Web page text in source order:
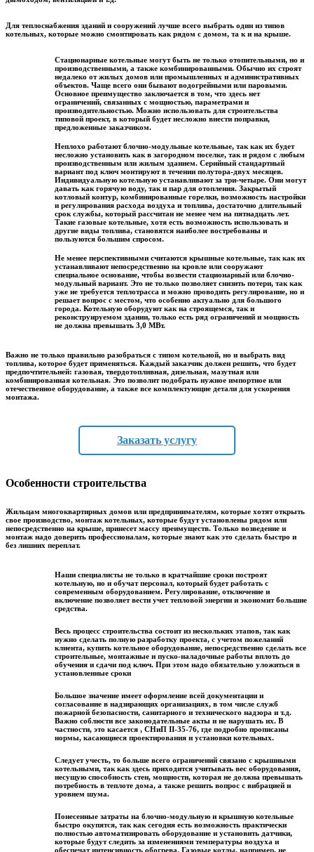
Для теплоснабжения зданий и сооружений лучше всего выбрать один из типов
котельных, которые можно смонтировать как рядом с домом, та к и на крыше.
Стационарные котельные могут быть не только отопительными, но и
производственными, а также комбинированными. Обычно их строят
недалеко от жилых домов или промышленных и административных
объектов. Чаще всего они бывают водогрейными или паровыми.
Основное преимущество заключается в том, что здесь нет
ограничений, связанных с мощностью, параметрами и
производительностью. Можно использовать для строительства
типовой проект, в который будет несложно внести поправки,
предложенные заказчиком.
Неплохо работают блочно-модульные котельные, так как их будет
несложно установить как в загородном поселке, так и рядом с любым
производственным или жилым зданием. Серийный стандартный
вариант под ключ монтируют в течении полутора-двух месяцев.
Индивидуальную котельную устанавливают за три-четыре. Они могут
давать как горячую воду, так и пар для отопления. Закрытый
котловый контур, комбинированные горелки, возможность настройки
и регулирования расхода воздуха и топлива, достаточно длительный
срок службы, который рассчитан не менее чем на пятнадцать лет.
Такие газовые котельные, хотя есть возможность использовать и
другие виды топлива, становятся наиболее востребованы и
пользуются большим спросом.
Не менее перспективными считаются крышные котельные, так как их
устанавливают непосредственно на кровле или сооружают
специальное основание, чтобы возвести стационарный или блочно-
модульный вариант. Это не только позволяет снизить потери, так как
уже не требуется теплотрасса и можно проводить регулирование, но и
решает вопрос с местом, что особенно актуально для большого
города. Котельную оборудуют как на строящемся, так и
реконструируемом здании, только есть ряд ограничений и мощность
не должна превышать 3,0 МВт.
Важно не только правильно разобраться с типом котельной, но и выбрать вид
топлива, которое будет применяться. Каждый заказчик должен решить, что будет
предпочтительней: газовая, твердотопливная, дизельная, мазутная или
комбинированная котельная. Это позволит подобрать нужное импортное или
отечественное оборудование, а также все комплектующие детали для ускорения
монтажа.
Заказать услугу
Особенности строительства
Жильцам многоквартирных домов или предпринимателям, которые хотят открыть
свое производство, монтаж котельных, которые будут установлены рядом или
непосредственно на крыше, принесет массу преимуществ. Только возведение и
монтаж надо доверить профессионалам, которые знают как это сделать быстро и
без лишних переплат.
Наши специалисты не только в кратчайшие сроки построят
котельную, но и обучат персонал, который будет работать с
современным оборудованием. Регулирование, отключение и
включение позволяет вести учет тепловой энергии и экономит большие
средства.
Весь процесс строительства состоит из нескольких этапов, так как
нужно сделать полную разработку проекта, с учетом пожеланий
клиента, купить котельное оборудование, непосредственно сделать все
строительные, монтажные и пуско-наладочные работы вплоть до
обучения и сдачи под ключ. При этом надо обязательно уложиться в
установленные сроки
Большое значение имеет оформление всей документации и
согласование в надзирающих организациях, в том числе служб
пожарной безопасности, санитарного и технического надзора и т.д.
Важно соблюсти все законодательные акты и не нарушать их. В
частности, это касается , СНиП II-35-76, где подробно прописаны
нормы, касающиеся проектирования и установки котельных.
Следует учесть, то больше всего ограничений связано с крышными
котельными, так как здесь приходится учитывать вес оборудования,
несущую способность стен, мощности, которая не должна превышать
потребность в теплоте дома, а также решить вопрос с вибрацией и
уровнем шума.
Понесенные затраты на блочно-модульную и крышную котельные
быстро окупятся, так как сегодня есть возможность практически
полностью автоматизировать оборудование и установить датчики,
которые будут следить за изменениями температуры воздуха и
обеспечат интенсивность обогрева. Газовые котлы, например, не